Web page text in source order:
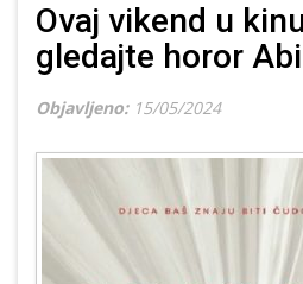
Ovaj vikend u
gledajte horor
Objavljeno: 15/05/2024